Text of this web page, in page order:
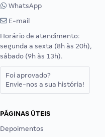
WhatsApp
E-mail
Horário de atendimento:
segunda a sexta (8h às 20h),
sábado (9h às 13h).
Foi aprovado?
Envie-nos a sua história!
PÁGINAS ÚTEIS
Depoimentos